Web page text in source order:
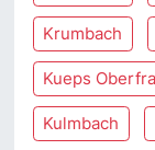
Krumbach
Kueps
Kulmbach